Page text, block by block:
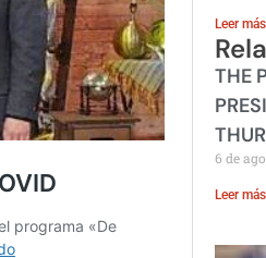
Leer
THE
6 de
Leer